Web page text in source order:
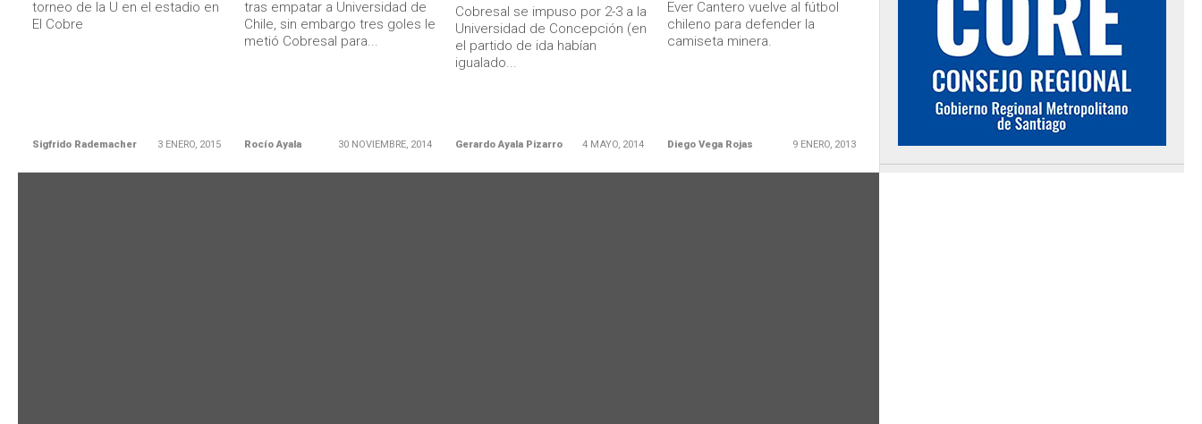
torneo de la U en el estadio en
El Cobre
Sigfrido Rademacher 3 ENERO, 2015
tras empatar a Universidad de
Chile, sin embargo tres goles le
metió Cobresal para...
Rocío Ayala 30 NOVIEMBRE, 2014
Cobresal se impuso por 2-3 a la
Universidad de Concepción (en
el partido de ida habían
igualado...
Gerardo Ayala Pizarro 4 MAYO, 2014
Ever Cantero vuelve al fútbol
chileno para defender la
camiseta minera.
Diego Vega Rojas 9 ENERO, 2013